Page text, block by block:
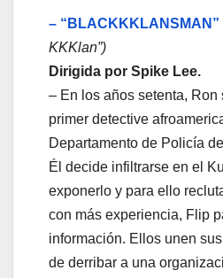
– “BLACKKKLANSMAN”
KKKlan”)
Dirigida por Spike Lee.
– En los años setenta, Ron
primer detective
Departamento de Policía
Él decide infiltrarse en el
exponerlo y para ello
con más experiencia, Flip
información. Ellos unen
de derribar a una